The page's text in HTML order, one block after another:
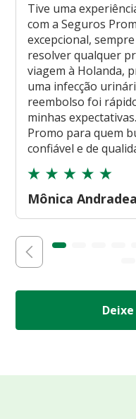
Tive uma
com a Seguros
excepcional,
resolver qualquer
viagem à Holanda,
uma infecção
reembolso foi
minhas
Promo para quem
confiável e de
Mônica Andradea